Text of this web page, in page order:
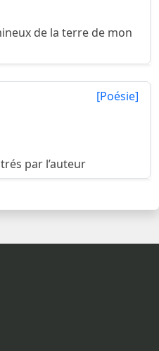
de la terre de mon
[Poésie]
par l’auteur